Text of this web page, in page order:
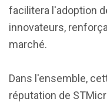
facilitera l'adoption
innovateurs,
marché.
Dans l'ensemble,
réputation de